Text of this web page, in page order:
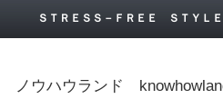
ＳＴＲＥＳＳ－ＦＲＥＥ ＳＴＹＬ
ノウハウランド